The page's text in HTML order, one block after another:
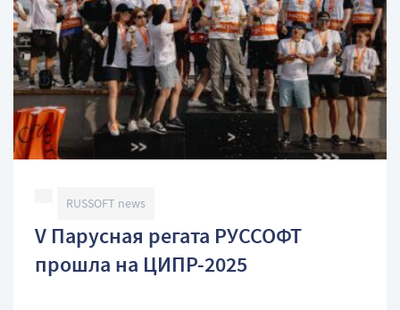
RUSSOFT news
V Парусная регата РУССОФТ
прошла на ЦИПР-2025